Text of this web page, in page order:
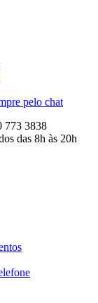
pelo chat
773 3838
das 8h às 20h